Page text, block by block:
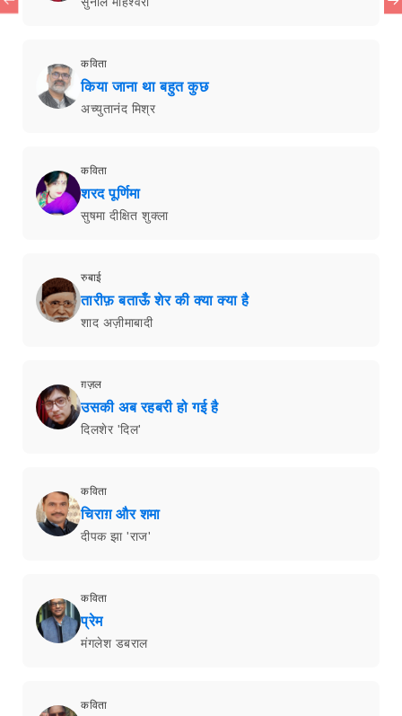
कविता
किया जाना था बहुत कुछ
अच्युतानंद मिश्र
कविता
शरद पूर्णिमा
सुषमा दीक्षित शुक्ला
रुबाई
तारीफ़ बताऊँ शेर की क्या क्या है
शाद अज़ीमाबादी
ग़ज़ल
उसकी अब रहबरी हो गई है
दिलशेर 'दिल'
कविता
चिराग़ और शमा
दीपक झा 'राज'
कविता
प्रेम
मंगलेश डबराल
कविता